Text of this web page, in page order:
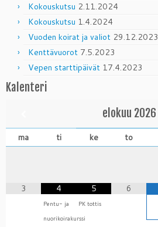
Kokouskutsu 2.11.2024
Kokouskutsu 1.4.2024
Vuoden koirat ja valiot 29.12.2023
Kenttävuorot 7.5.2023
Vepen starttipäivät 17.4.2023
Kalenteri
elokuu 2026
ma ti ke to
3 4
Pentu- ja
nuorikoirakurssi
5
PK tottis
6